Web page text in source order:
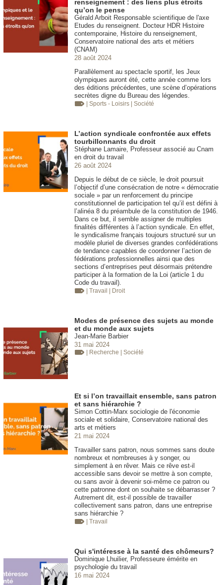
renseignement : des liens plus étroits
qu’on le pense
Gérald Arboit Responsable scientifique de l'axe
Etudes du renseignent. Docteur HDR Histoire
contemporaine, Histoire du renseignement,
Conservatoire national des arts et métiers
(CNAM)
28 août 2024
Parallèlement au spectacle sportif, les Jeux
olympiques auront été, cette année comme lors
des éditions précédentes, une scène d’opérations
secrètes digne du Bureau des légendes.
| Sports - Loisirs | Société
L’action syndicale confrontée aux effets
tourbillonnants du droit
Stéphane Lamaire, Professeur associé au Cnam
en droit du travail
26 août 2024
Depuis le début de ce siècle, le droit poursuit
l’objectif d’une consécration de notre « démocratie
sociale » par un renforcement du principe
constitutionnel de participation tel qu’il est défini à
l’alinéa 8 du préambule de la constitution de 1946.
Dans ce but, il semble assigner de multiples
finalités différentes à l’action syndicale. En effet,
le syndicalisme français toujours structuré sur un
modèle pluriel de diverses grandes confédérations
de tendance capables de coordonner l’action de
fédérations professionnelles ainsi que des
sections d’entreprises peut désormais prétendre
participer à la formation de la Loi (article 1 du
Code du travail).
| Travail | Droit
Modes de présence des sujets au monde
et du monde aux sujets
Jean-Marie Barbier
31 mai 2024
| Recherche | Société
Et si l’on travaillait ensemble, sans patron
et sans hiérarchie ?
Simon Cottin-Marx sociologie de l'économie
sociale et solidaire, Conservatoire national des
arts et métiers
21 mai 2024
Travailler sans patron, nous sommes sans doute
nombreux et nombreuses à y songer, ou
simplement à en rêver. Mais ce rêve est-il
accessible sans devoir se mettre à son compte,
ou sans avoir à devenir soi-même ce patron ou
cette patronne dont on souhaite se débarrasser ?
Autrement dit, est-il possible de travailler
collectivement sans patron, dans une entreprise
sans hiérarchie ?
| Travail
Qui s'intéresse à la santé des chômeurs?
Dominique Lhuilier, Professeure émérite en
psychologie du travail
16 mai 2024